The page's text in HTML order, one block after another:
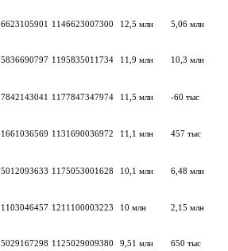
6623105901 1146623007300 12,5 млн 5,06 млн
5836690797 1195835011734 11,9 млн 10,3 млн
7842143041 1177847347974 11,5 млн -60 тыс
1661036569 1131690036972 11,1 млн 457 тыс
5012093633 1175053001628 10,1 млн 6,48 млн
1103046457 1211100003223 10 млн 2,15 млн
5029167298 1125029009380 9,51 млн 650 тыс